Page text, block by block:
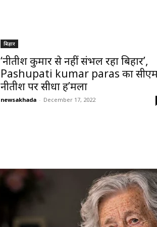
बिहार
‘नीतीश कुमार से नहीं संभल रहा बिहार’,
Pashupati kumar paras का
नीतीश पर सीधा ह’मला
newsakhada - December 17, 2022